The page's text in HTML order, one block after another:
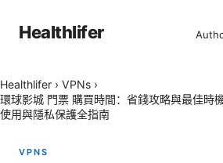
Healthlifer
Healthlifer › VPNs ›
環球影城 門票 購買時間：省錢攻略與最佳時
使用與隱私保護全指南
VPNS